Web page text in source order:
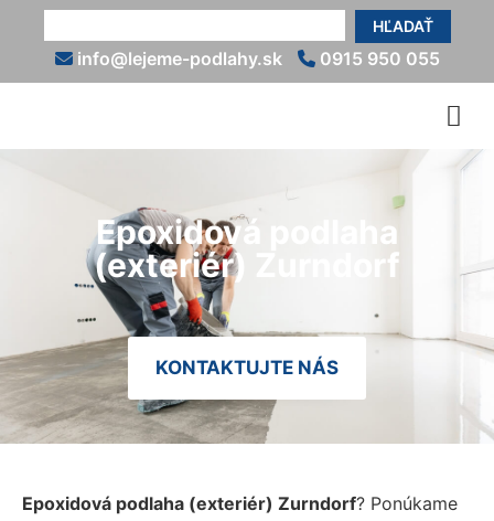
HĽADAŤ
info@lejeme-podlahy.sk 0915 950 055
Epoxidová podlaha
(exteriér) Zurndorf
KONTAKTUJTE NÁS
Epoxidová podlaha (exteriér) Zurndorf? Ponúkame